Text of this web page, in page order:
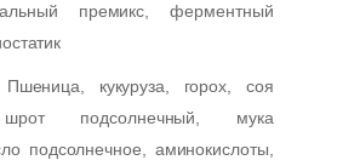
премикс, ферментный
Пшеница, кукуруза, горох, соя
шрот подсолнечный, мука
подсолнечное, аминокислоты,